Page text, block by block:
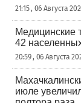
21:15 , 06 Августа
Медицинские
42
20:59 , 06 Августа
июле